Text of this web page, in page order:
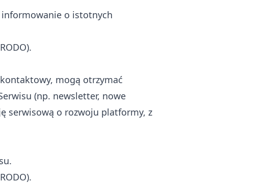
informowanie o istotnych
mogą otrzymać
(np. newsletter, nowe
serwisową o rozwoju platformy, z